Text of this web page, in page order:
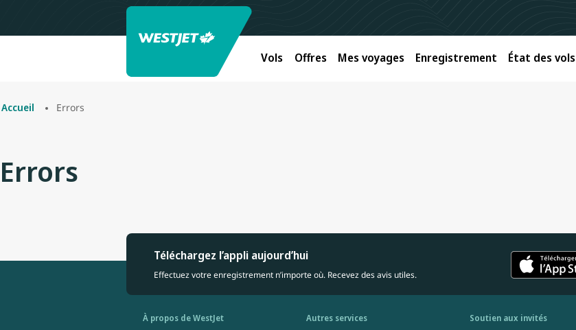
Vols Offres Mes voyages Enregistrement État des vols
Accueil Errors
Errors
Téléchargez l’appli aujourd’hui
Effectuez votre enregistrement n’importe où. Recevez des avis utiles.
À propos de WestJet Autres services Soutien aux invités